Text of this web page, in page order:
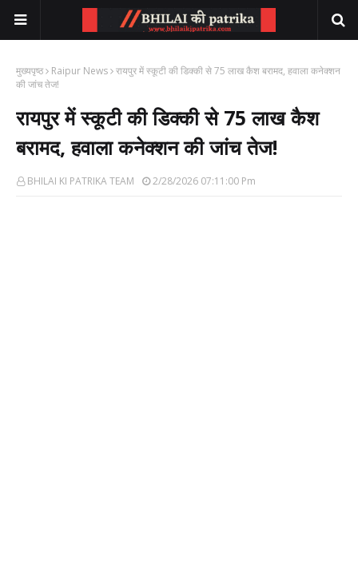
मुख्यपृष्ठ Raipur News रायपुर में स्कूटी की डिक्की से 75 लाख कैश बरामद, हवाला कनेक्शन
की जांच तेज!
रायपुर में स्कूटी की डिक्की से 75 लाख कैश
बरामद, हवाला कनेक्शन की जांच तेज!
BHILAI KI PATRIKA TEAM 2/28/2026 07:11:00 Pm